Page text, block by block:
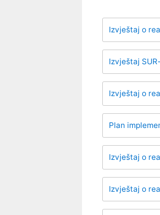
Izvještaj o
Izvještaj
Izvještaj o
Plan
Izvještaj o
Izvještaj o